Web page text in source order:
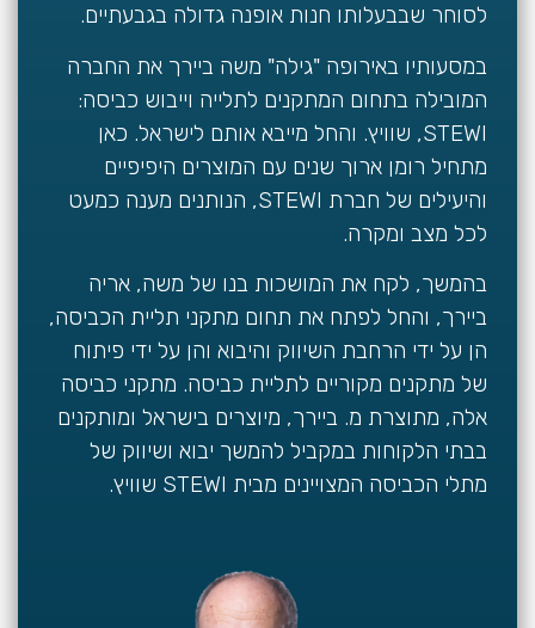
לסוחר שבבעלותו חנות אופנה גדולה בגבעתיים.
במסעותיו באירופה "גילה" משה ביירך את החברה
המובילה בתחום המתקנים לתלייה וייבוש כביסה:
STEWI, שוויץ. והחל מייבא אותם לישראל. כאן
מתחיל רומן ארוך שנים עם המוצרים היפיפיים
והיעילים של חברת STEWI, הנותנים מענה כמעט
לכל מצב ומקרה.
בהמשך, לקח את המושכות בנו של משה, אריה
ביירך, והחל לפתח את תחום מתקני תליית הכביסה,
הן על ידי הרחבת השיווק והיבוא והן על ידי פיתוח
של מתקנים מקוריים לתליית כביסה. מתקני כביסה
אלה, מתוצרת מ. ביירך, מיוצרים בישראל ומותקנים
בבתי הלקוחות במקביל להמשך יבוא ושיווק של
מתלי הכביסה המצויינים מבית STEWI שוויץ.